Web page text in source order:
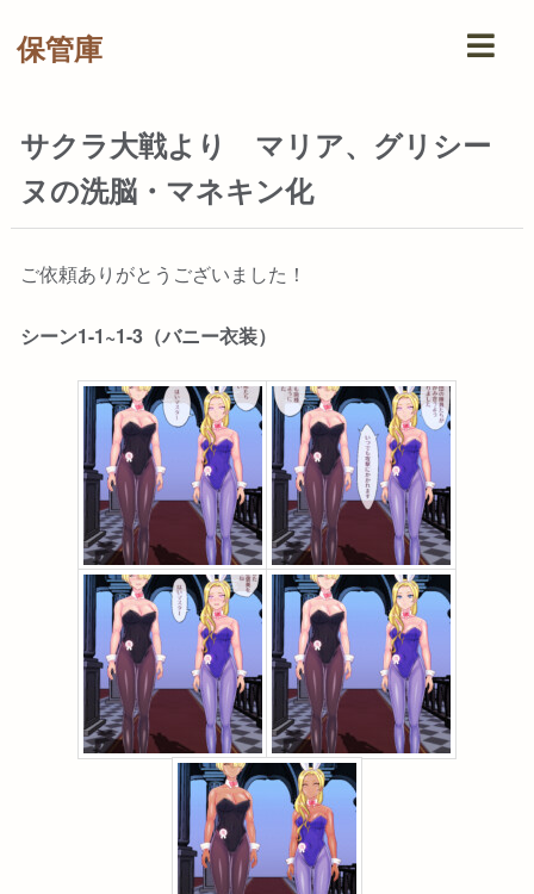
保管庫
サクラ大戦より マリア、グリシー
ヌの洗脳・マネキン化
ご依頼ありがとうございました！
シーン1-1~1-3（バニー衣装）